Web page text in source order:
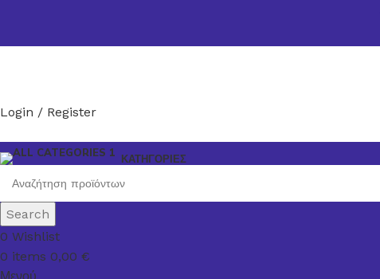
Login / Register
ΚΑΤΗΓΟΡΙΕΣ
Search
0 Wishlist
0 items 0,00 €